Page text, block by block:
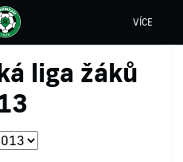
VÍCE
liga žáků